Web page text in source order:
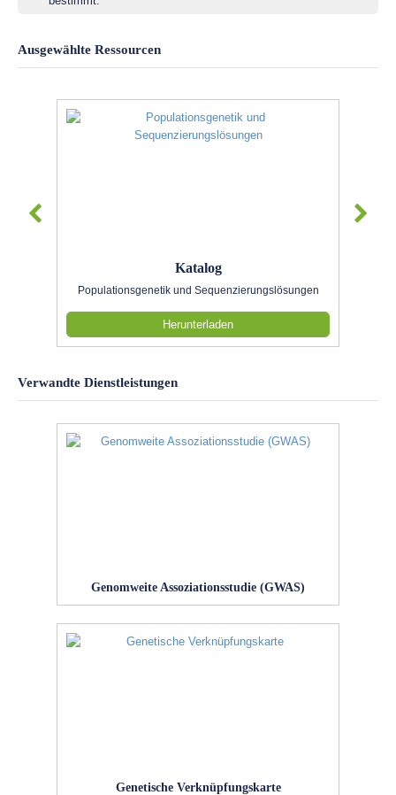
Ausgewählte Ressourcen
Katalog
Populationsgenetik und Sequenzierungslösungen
Herunterladen
Verwandte Dienstleistungen
Genomweite Assoziationsstudie (GWAS)
Genetische Verknüpfungskarte